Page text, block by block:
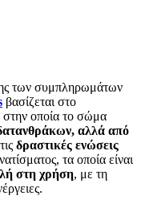
των συμπληρωμάτων
βασίζεται στο
στην οποία το σώμα
αλλά από
δραστικές ενώσεις
τα οποία είναι
στη χρήση, με τη